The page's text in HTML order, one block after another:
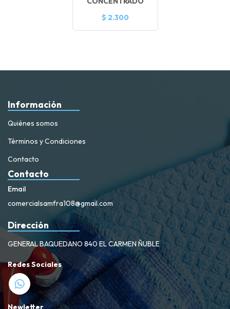
$ 2.300
Información
Quiénes somos
Términos y Condiciones
Contacto
Contacto
Email
comercialsamfra108@gmail.com
Dirección
GENERAL BAQUEDANO 840 EL CARMEN ÑUBLE
Redes Sociales
Newletter